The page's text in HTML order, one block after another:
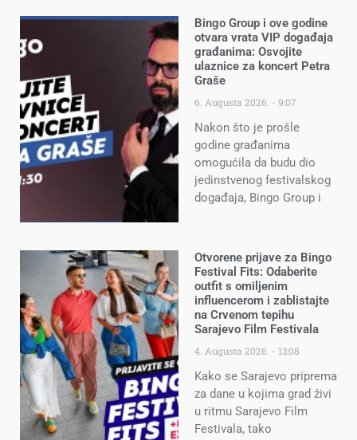
Bingo Group i ove godine
otvara vrata VIP događaja
građanima: Osvojite
ulaznice za koncert Petra
Graše
6. Augusta 2026. 9:07
Nakon što je prošle
godine građanima
omogućila da budu dio
jedinstvenog festivalskog
događaja, Bingo Group i
Otvorene prijave za Bingo
Festival Fits: Odaberite
outfit s omiljenim
influencerom i zablistajte
na Crvenom tepihu
Sarajevo Film Festivala
4. Augusta 2026. 13:08
Kako se Sarajevo priprema
za dane u kojima grad živi
u ritmu Sarajevo Film
Festivala, tako